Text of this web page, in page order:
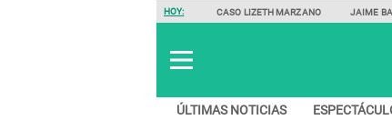
HOY: CASO LIZETH MARZANO JAIME
ÚLTIMAS NOTICIAS